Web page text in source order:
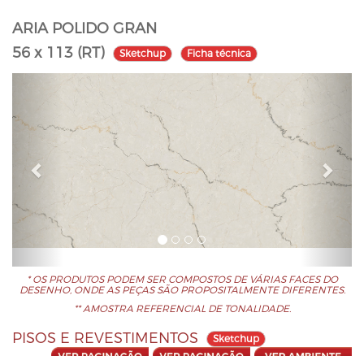
ARIA POLIDO GRAN
56 x 113 (RT)
Sketchup Ficha técnica
v
o
u
s
x
t
* OS PRODUTOS PODEM SER COMPOSTOS DE VÁRIAS FACES DO
DESENHO, ONDE AS PEÇAS SÃO PROPOSITALMENTE DIFERENTES.
** AMOSTRA REFERENCIAL DE TONALIDADE.
PISOS E REVESTIMENTOS Sketchup